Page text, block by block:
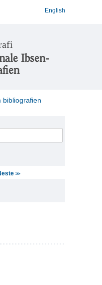
English
Ibsen-
bibliografien
>>